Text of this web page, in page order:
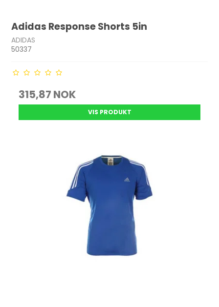
Adidas Response Shorts 5in
ADIDAS
50337
315,87 NOK
VIS PRODUKT